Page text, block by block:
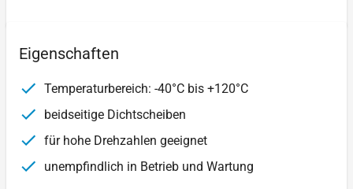
Eigenschaften
Temperaturbereich: -40°C bis +120°C
beidseitige Dichtscheiben
für hohe Drehzahlen geeignet
unempfindlich in Betrieb und Wartung